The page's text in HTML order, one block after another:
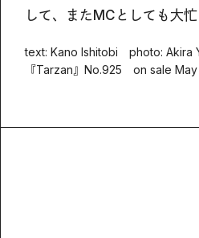
して、またMCとしても大
text: Kano Ishitobi photo: Akira
『Tarzan』No.925 on sale May